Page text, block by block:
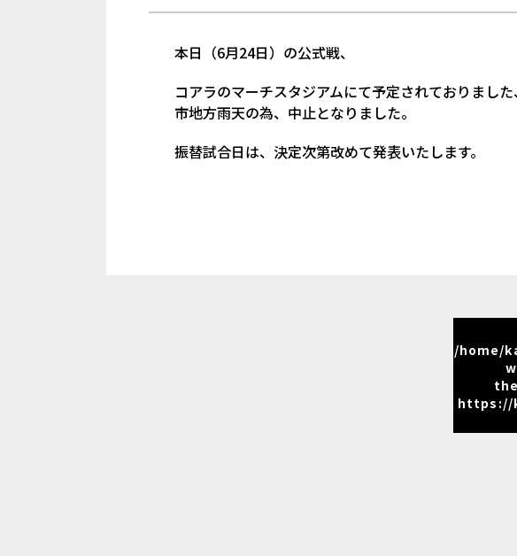
本日（6月24日）の公式戦、
コアラのマーチスタジアムにて予定されておりま
市地方雨天の為、中止となりました。
振替試合日は、決定次第改めて発表いたします。
/home/
https://